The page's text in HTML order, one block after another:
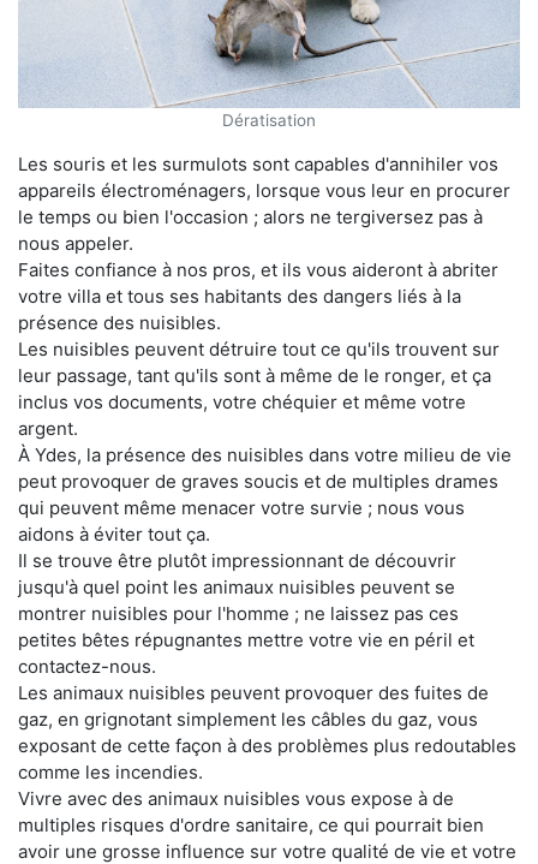
Dératisation
Les souris et les surmulots sont capables d'annihiler vos
appareils électroménagers, lorsque vous leur en procurer
le temps ou bien l'occasion ; alors ne tergiversez pas à
nous appeler.
Faites confiance à nos pros, et ils vous aideront à abriter
votre villa et tous ses habitants des dangers liés à la
présence des nuisibles.
Les nuisibles peuvent détruire tout ce qu'ils trouvent sur
leur passage, tant qu'ils sont à même de le ronger, et ça
inclus vos documents, votre chéquier et même votre
argent.
À Ydes, la présence des nuisibles dans votre milieu de vie
peut provoquer de graves soucis et de multiples drames
qui peuvent même menacer votre survie ; nous vous
aidons à éviter tout ça.
Il se trouve être plutôt impressionnant de découvrir
jusqu'à quel point les animaux nuisibles peuvent se
montrer nuisibles pour l'homme ; ne laissez pas ces
petites bêtes répugnantes mettre votre vie en péril et
contactez-nous.
Les animaux nuisibles peuvent provoquer des fuites de
gaz, en grignotant simplement les câbles du gaz, vous
exposant de cette façon à des problèmes plus redoutables
comme les incendies.
Vivre avec des animaux nuisibles vous expose à de
multiples risques d'ordre sanitaire, ce qui pourrait bien
avoir une grosse influence sur votre qualité de vie et votre